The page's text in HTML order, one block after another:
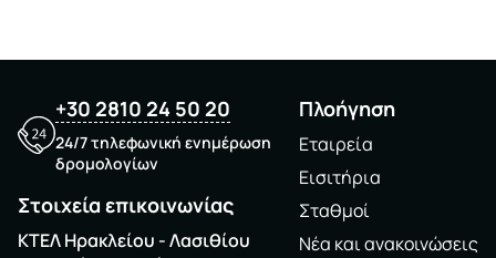
+30 2810 24 50 20
24/7 τηλεφωνική ενημέρωση
δρομολογίων
Στοιχεία επικοινωνίας
ΚΤΕΛ Ηρακλείου - Λασιθίου
Πλοήγηση
Εταιρεία
Εισιτήρια
Σταθμοί
Νέα και ανακοινώσεις